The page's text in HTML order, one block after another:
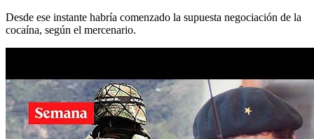
Desde ese instante habría comenzado la supuesta negociación de la
cocaína, según el mercenario.